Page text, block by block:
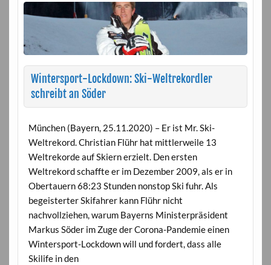
Wintersport-Lockdown: Ski-Weltrekordler
schreibt an Söder
München (Bayern, 25.11.2020) – Er ist Mr. Ski-
Weltrekord. Christian Flühr hat mittlerweile 13
Weltrekorde auf Skiern erzielt. Den ersten
Weltrekord schaffte er im Dezember 2009, als er in
Obertauern 68:23 Stunden nonstop Ski fuhr. Als
begeisterter Skifahrer kann Flühr nicht
nachvollziehen, warum Bayerns Ministerpräsident
Markus Söder im Zuge der Corona-Pandemie einen
Wintersport-Lockdown will und fordert, dass alle
Skilife in den